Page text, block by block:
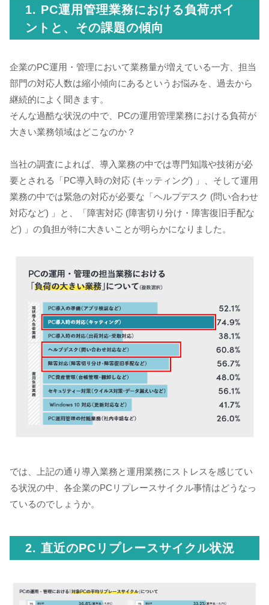
1. PC運用管理業務における負荷ポイ
ントと、その課題の傾向
企業のPC運用・管理において業務量が増えている一方、担当
部門の対応人数は縮小傾向にあるというお悩みを、過去から
継続的によく聞きます。
そんな過酷な状況の中で、PCの運用管理業務における負荷が
大きい業務領域はどこなのか？
当社の調査によれば、導入業務の中では専門知識や技術が必
要とされる「PC導入時の対応 (キッティング) 」、そして運用
業務の中では緊急の対応が必要な「ヘルプデスク (問い合わせ
対応など) 」と、「障害対応 (障害切り分け・障害復旧手配な
ど) 」の負担が特に大きいことが明らかになりました。
では、上記の通り導入業務と運用業務にストレスを感じてい
る状況の中、各企業のPCリプレースサイクル事情はどうなっ
ているのでしょうか。
2. 直近のPCリプレースサイクル状況